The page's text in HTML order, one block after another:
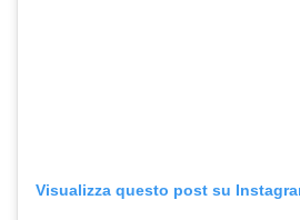
Visualizza questo post su